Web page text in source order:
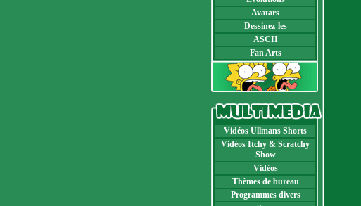
Avatars
Dessinez-les
ASCII
Fan Arts
Vidéos Ullmans Shorts
Vidéos Itchy & Scratchy
Show
Vidéos
Thèmes de bureau
Programmes divers